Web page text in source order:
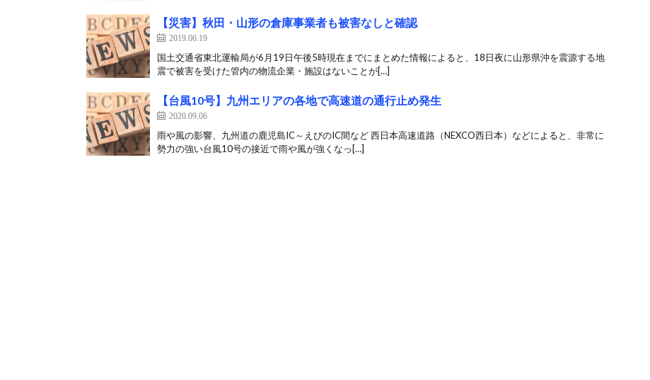
【災害】秋田・山形の倉庫事業者も被害なしと確認
2019.06.19
国土交通省東北運輸局が6月19日午後5時現在までにまとめた情報によると、18日夜に山形県沖を震源する地
震で被害を受けた管内の物流企業・施設はないことが[…]
【台風10号】九州エリアの各地で高速道の通行止め発生
2020.09.06
雨や風の影響、九州道の鹿児島IC～えびのIC間など 西日本高速道路（NEXCO西日本）などによると、非常に
勢力の強い台風10号の接近で雨や風が強くなっ[…]